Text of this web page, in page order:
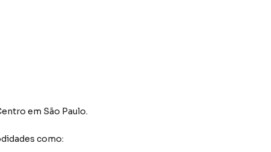
em São Paulo.
como: